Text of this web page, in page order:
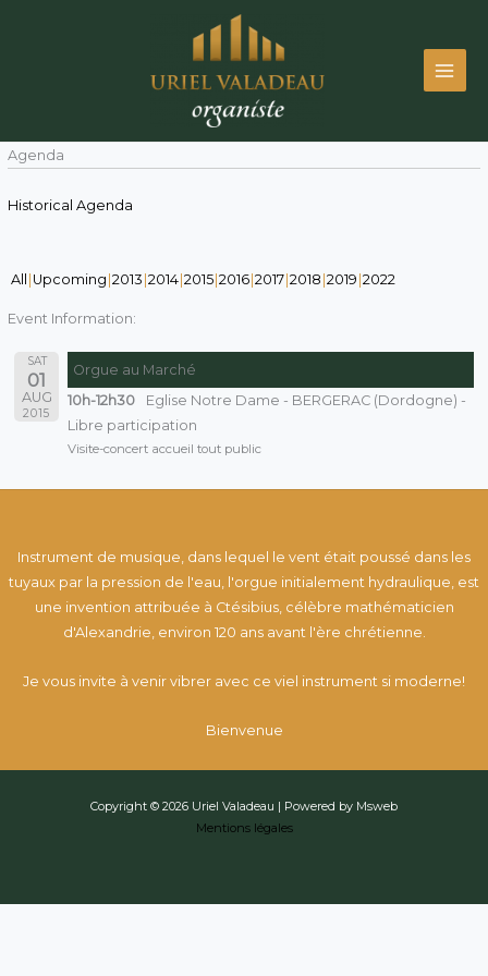
Agenda
Historical Agenda
All Upcoming 2013 2014 2015 2016 2017 2018 2019 2022
Event Information:
SAT
01
AUG
2015
Orgue au Marché
10h-12h30
Eglise Notre Dame - BERGERAC (Dordogne) -
Libre participation
Visite-concert accueil tout public
Instrument de musique, dans lequel le vent était poussé dans les
tuyaux par la pression de l'eau, l'orgue initialement hydraulique, est
une invention attribuée à Ctésibius, célèbre mathématicien
d'Alexandrie, environ 120 ans avant l'ère chrétienne.
Je vous invite à venir vibrer avec ce viel instrument si moderne!
Bienvenue
Copyright © 2026 Uriel Valadeau | Powered by Msweb
Mentions légales